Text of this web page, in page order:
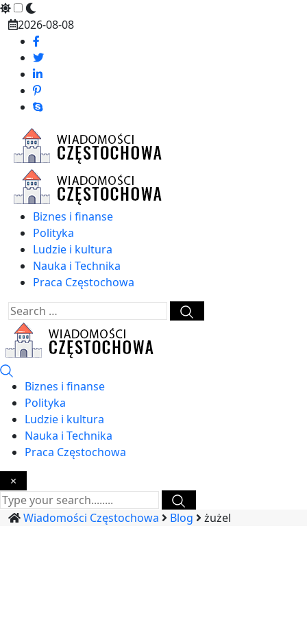
Skip
content
2026-08-08
Biznes i finanse
Polityka
Ludzie i kultura
Nauka i Technika
Praca Częstochowa
Biznes i finanse
Polityka
Ludzie i kultura
Nauka i Technika
Praca Częstochowa
×
Wiadomości Częstochowa Blog żużel